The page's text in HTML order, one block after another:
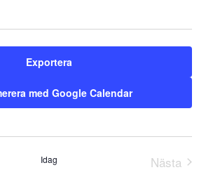
Exportera
med Google Calendar
Idag
Nästa